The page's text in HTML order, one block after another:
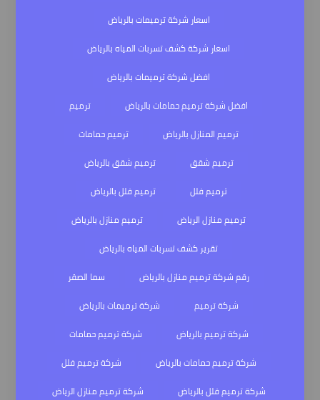
اسعار شركة ترميمات بالرياض
اسعار شركة كشف تسربات المياه بالرياض
افضل شركة ترميمات بالرياض
افضل شركة ترميم حمامات بالرياض
ترميم
ترميم المنازل بالرياض
ترميم حمامات
ترميم شقق
ترميم شقق بالرياض
ترميم فلل
ترميم فلل بالرياض
ترميم منازل الرياض
ترميم منازل بالرياض
تقرير كشف تسربات المياه بالرياض
رقم شركة ترميم منازل بالرياض
سما الصقر
شركة ترميم
شركة ترميمات بالرياض
شركة ترميم بالرياض
شركة ترميم حمامات
شركة ترميم حمامات بالرياض
شركة ترميم فلل
شركة ترميم فلل بالرياض
شركة ترميم منازل الرياض